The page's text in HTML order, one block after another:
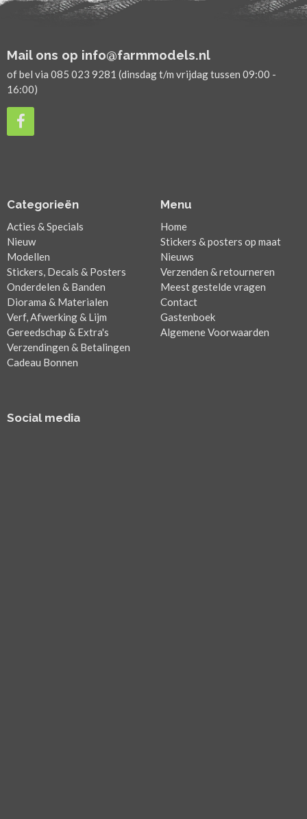
Mail ons op info@farmmodels.nl
of bel via 085 023 9281 (dinsdag t/m vrijdag tussen 09:00 -
16:00)
Categorieën
Acties & Specials
Nieuw
Modellen
Stickers, Decals & Posters
Onderdelen & Banden
Diorama & Materialen
Verf, Afwerking & Lijm
Gereedschap & Extra's
Verzendingen & Betalingen
Cadeau Bonnen
Menu
Home
Stickers & posters op maat
Nieuws
Verzenden & retourneren
Meest gestelde vragen
Contact
Gastenboek
Algemene Voorwaarden
Social media